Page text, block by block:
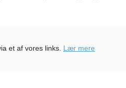
et af vores links. Lær mere